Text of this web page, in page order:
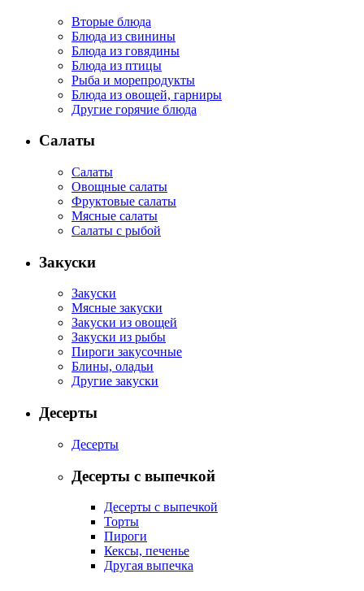
Вторые блюда
Блюда из свинины
Блюда из говядины
Блюда из птицы
Рыба и морепродукты
Блюда из овощей, гарниры
Другие горячие блюда
Салаты
Салаты
Овощные салаты
Фруктовые салаты
Мясные салаты
Салаты с рыбой
Закуски
Закуски
Мясные закуски
Закуски из овощей
Закуски из рыбы
Пироги закусочные
Блины, оладьи
Другие закуски
Десерты
Десерты
Десерты с выпечкой
Десерты с выпечкой
Торты
Пироги
Кексы, печенье
Другая выпечка